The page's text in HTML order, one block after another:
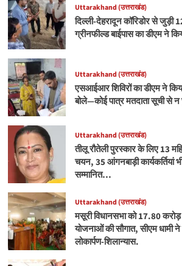
Uttarakhand (उत्तराखंड)
दिल्ली-देहरादून कॉरिडोर से जुड़ी
ग्रीनफील्ड बाईपास का डीएम ने
Uttarakhand (उत्तराखंड)
एसआईआर शिविरों का डीएम ने
बोले—कोई पात्र मतदाता सूची से
Uttarakhand (उत्तराखंड)
तीलू रौतेली पुरस्कार के लिए 13
चयन, 35 आंगनबाड़ी कार्यकर्तियां
सम्मानित…
Uttarakhand (उत्तराखंड)
मसूरी विधानसभा को 17.80 करोड़
योजनाओं की सौगात, सीएम धामी ने
लोकार्पण-शिलान्यास.